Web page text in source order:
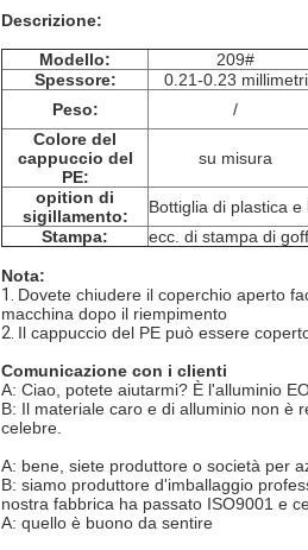
Descrizione:
Modello: 209#
Spessore:
0.21-0.23 millimetri
Peso:
/
Colore del
cappuccio del
PE:
su misura
opition di
sigillamento:
Bottiglia di plastica
Stampa:
ecc. di stampa di
Nota:
1. Dovete chiudere il coperchio aperto
macchina dopo il riempimento
2. Il cappuccio del PE può essere
Comunicazione con i clienti
A: Ciao, potete aiutarmi? È l'alluminio
B: Il materiale caro e di alluminio non è
celebre.
A: bene, siete produttore o società per
B: siamo produttore d'imballaggio
nostra fabbrica ha passato ISO9001 e
A: quello è buono da sentire